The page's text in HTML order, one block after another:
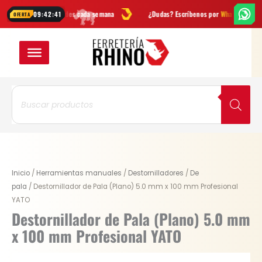
OFERTA 09:42:40
novedades cada semana ¿Dudas? Escríbenos porWhatsApp
Búsqueda
productos
Inicio / Herramientas manuales / Destornilladores / De
pala / Destornillador de Pala (Plano) 5.0 mm x 100 mm Profesional
YATO
Destornillador de Pala (Plano) 5.0 mm
x 100 mm Profesional YATO
Original
price
was:
$ 28.000.
Current
price
is:
$ 21.000.
Destornillador
de
Pala
(Plano)
5.0
mm